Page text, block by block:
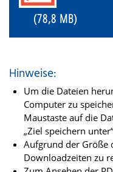
(78,8 MB)
Hinweise:
Um die Dateien
Computer zu
Maustaste auf die
„Ziel speichern
Aufgrund der Größe
Downloadzeiten zu